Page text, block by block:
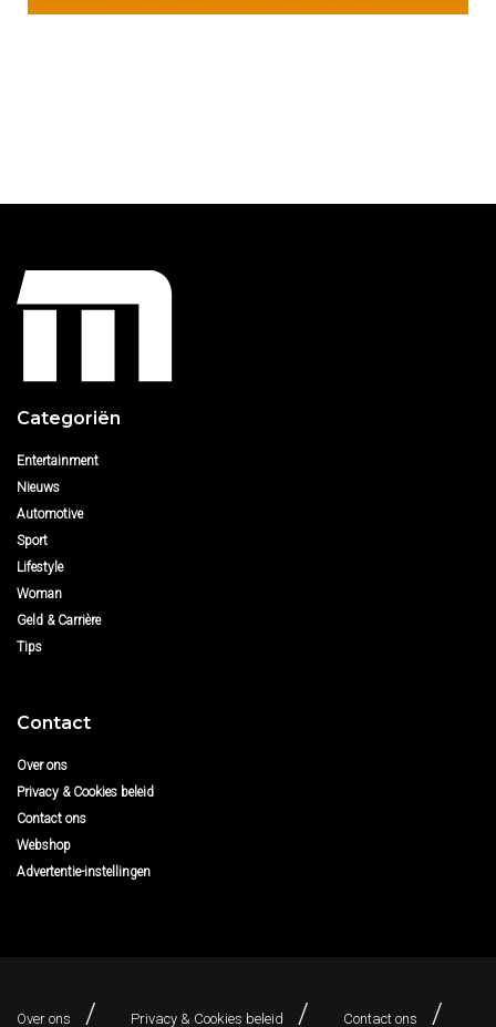
Categoriën
Entertainment
Nieuws
Automotive
Sport
Lifestyle
Woman
Geld & Carrière
Tips
Contact
Over ons
Privacy & Cookies beleid
Contact ons
Webshop
Advertentie-instellingen
Over ons Privacy & Cookies beleid Contact ons